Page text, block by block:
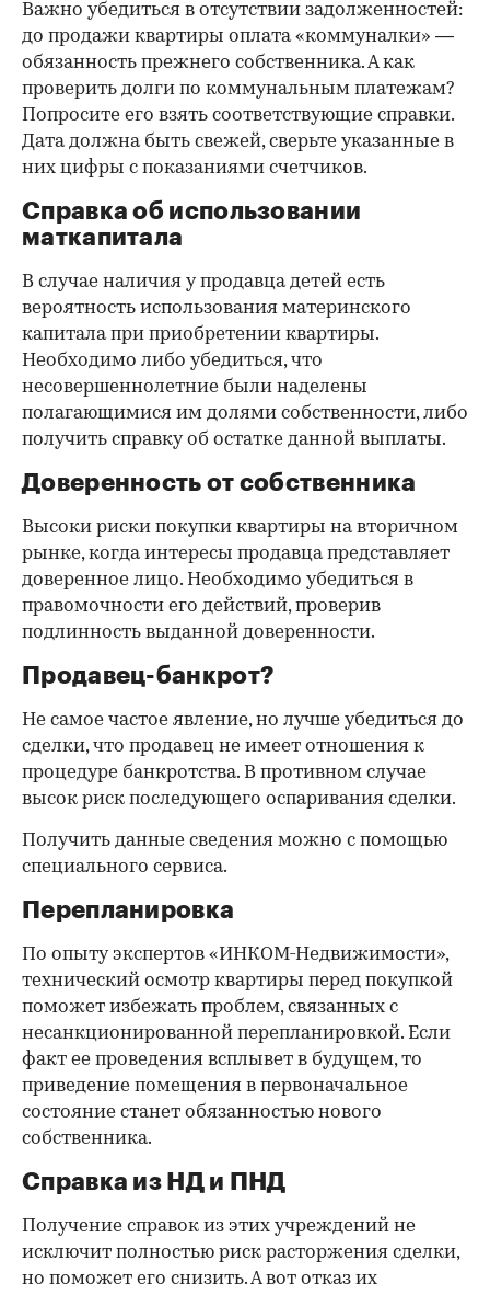
Важно убедиться в отсутствии задолженностей:
до продажи квартиры оплата «коммуналки» —
обязанность прежнего собственника. А как
проверить долги по коммунальным платежам?
Попросите его взять соответствующие справки.
Дата должна быть свежей, сверьте указанные в
них цифры с показаниями счетчиков.
Справка об использовании
маткапитала
В случае наличия у продавца детей есть
вероятность использования материнского
капитала при приобретении квартиры.
Необходимо либо убедиться, что
несовершеннолетние были наделены
полагающимися им долями собственности, либо
получить справку об остатке данной выплаты.
Доверенность от собственника
Высоки риски покупки квартиры на вторичном
рынке, когда интересы продавца представляет
доверенное лицо. Необходимо убедиться в
правомочности его действий, проверив
подлинность выданной доверенности.
Продавец-банкрот?
Не самое частое явление, но лучше убедиться до
сделки, что продавец не имеет отношения к
процедуре банкротства. В противном случае
высок риск последующего оспаривания сделки.
Получить данные сведения можно с помощью
специального сервиса.
Перепланировка
По опыту экспертов «ИНКОМ-Недвижимости»,
технический осмотр квартиры перед покупкой
поможет избежать проблем, связанных с
несанкционированной перепланировкой. Если
факт ее проведения всплывет в будущем, то
приведение помещения в первоначальное
состояние станет обязанностью нового
собственника.
Справка из НД и ПНД
Получение справок из этих учреждений не
исключит полностью риск расторжения сделки,
но поможет его снизить. А вот отказ их